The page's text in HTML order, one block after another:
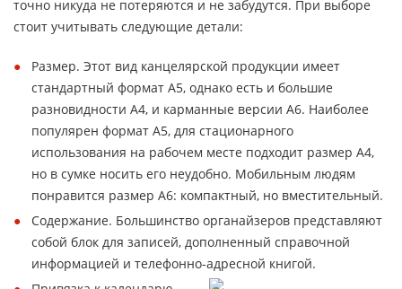
точно никуда не потеряются и не забудутся. При выборе
стоит учитывать следующие детали:
Размер. Этот вид канцелярской продукции имеет
стандартный формат А5, однако есть и большие
разновидности А4, и карманные версии А6. Наиболее
популярен формат А5, для стационарного
использования на рабочем месте подходит размер А4,
но в сумке носить его неудобно. Мобильным людям
понравится размер А6: компактный, но вместительный.
Содержание. Большинство органайзеров представляют
собой блок для записей, дополненный справочной
информацией и телефонно-адресной книгой.